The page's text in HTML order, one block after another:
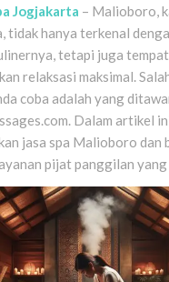
Jogjakarta – Malioboro,
tidak hanya terkenal
tetapi juga
relaksasi maksimal.
coba adalah yang
Dalam artikel
jasa spa Malioboro dan
pijat panggilan